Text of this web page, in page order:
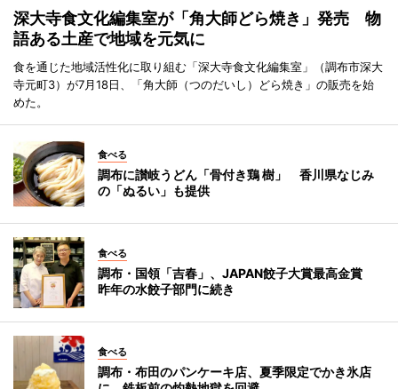
深大寺食文化編集室が「角大師どら焼き」発売 物
語ある土産で地域を元気に
食を通じた地域活性化に取り組む「深大寺食文化編集室」（調布市深大
寺元町3）が7月18日、「角大師（つのだいし）どら焼き」の販売を始
めた。
食べる
調布に讃岐うどん「骨付き鶏 樹」 香川県なじみ
の「ぬるい」も提供
食べる
調布・国領「吉春」、JAPAN餃子大賞最高金賞
昨年の水餃子部門に続き
食べる
調布・布田のパンケーキ店、夏季限定でかき氷店